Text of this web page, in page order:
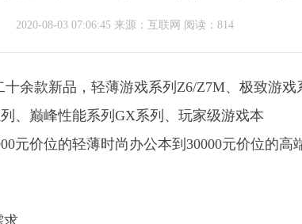
2020-08-03 07:06:45 来源：互联网 阅读：814
余款新品，轻薄游戏系列Z6/Z7M、极致游戏
、巅峰性能系列GX系列、玩家级游戏本
元价位的轻薄时尚办公本到30000元价位的高